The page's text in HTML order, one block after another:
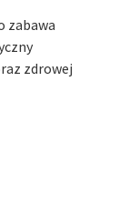
zabawa
zdrowej